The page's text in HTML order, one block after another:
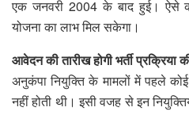
एक जनवरी 2004 के बाद हुई। ऐसे
योजना का लाभ मिल सकेगा।
आवेदन की तारीख होगी भर्ती
अनुकंपा नियुक्ति के मामलों में पहले कोई
नहीं होती थी। इसी वजह से इन